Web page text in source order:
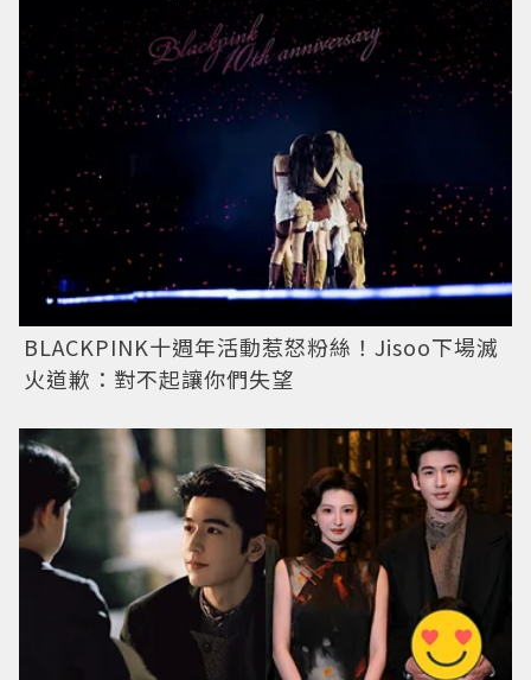
BLACKPINK十週年活動惹怒粉絲！Jisoo下場滅
火道歉：對不起讓你們失望